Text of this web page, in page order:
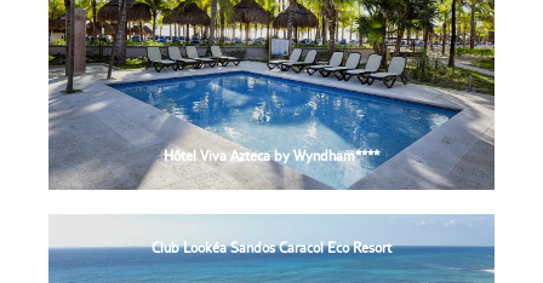
Hôtel Viva Azteca by Wyndham****
Club Lookéa Sandos Caracol Eco Resort